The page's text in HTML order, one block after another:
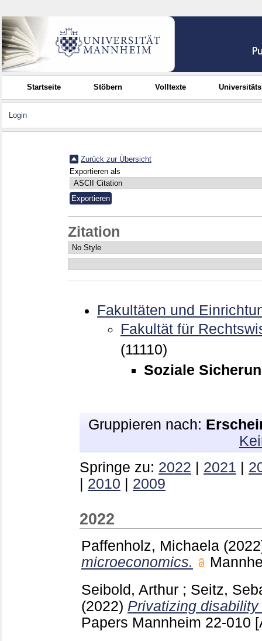
Startseite Stöbern Volltexte
Login
Zurück zur Übersicht
Exportieren als
Zitation
Fakultäten und
Fakultät für
(11110)
Soziale
Gruppieren nach:
Springe zu: 2022 | 2021 |
| 2010 | 2009
2022
Paffenholz, Michaela
microeconomics.
Seibold, Arthur ; Seitz,
(2022) Privatizing
Papers Mannheim 22-010